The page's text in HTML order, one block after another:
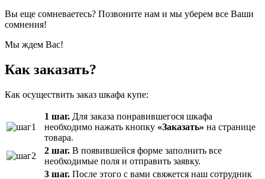
Вы еще сомневаетесь? Позвоните нам и мы уберем все Ваши
сомнения!
Мы ждем Вас!
Как заказать?
Как осуществить заказ шкафа купе:
1 шаг. Для заказа понравившегося шкафа
необходимо нажать кнопку «Заказать» на странице
товара.
2 шаг. В появившейся форме заполнить все
необходимые поля и отправить заявку.
3 шаг. После этого с вами свяжется наш сотрудник